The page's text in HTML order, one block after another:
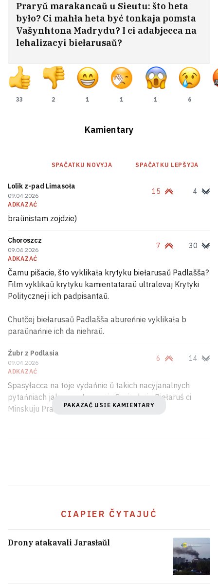
Praryŭ marakancaŭ u Sieutu: što heta
było? Ci mahła heta być tonkaja pomsta
Vašynhtona Madrydu? I ci adabjecca na
lehalizacyi biełarusaŭ?
33 2 1 1 1 6
Kamientary
SPAČATKU NOVYJA SPAČATKU LEPŠYJA
Lolik z-pad Limasoła
09.04.2026
ADKAZAĆ
15 4
braŭnistam zojdzie)
Choroszcz
09.04.2026
ADKAZAĆ
7 30
Čamu pišacie, što vyklikała krytyku biełarusaŭ Padlašša?
Film vyklikaŭ krytyku kamientataraŭ ultralevaj Krytyki
Politycznej i ich padpisantaŭ.
Chutčej biełarusaŭ Padlašša abureńnie vyklikała b
paraŭnańnie ich da niehraŭ.
Żubr z Podlasia
09.04.2026
ADKAZAĆ
6 14
Spasyłacca na toje vydańnie ŭ takich nacyjanalnych
pytańniach jak spasyłacca nie Savieckuju Biełaruś ci
Minskuju Praŭdu.PAKAZAĆ USIE KAMIENTARY
CIAPIER ČYTAJUĆ
Drony atakavali Jarasłaŭl